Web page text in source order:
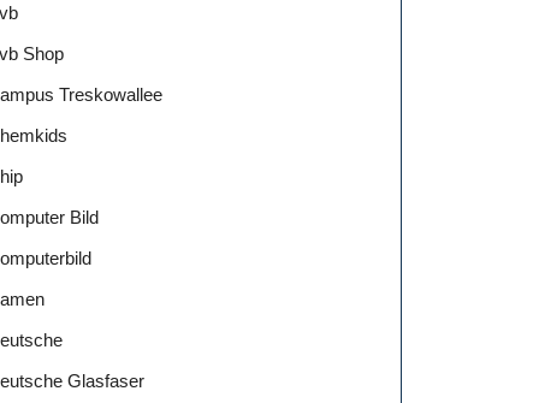
Shop
Treskowallee
Bild
Glasfaser